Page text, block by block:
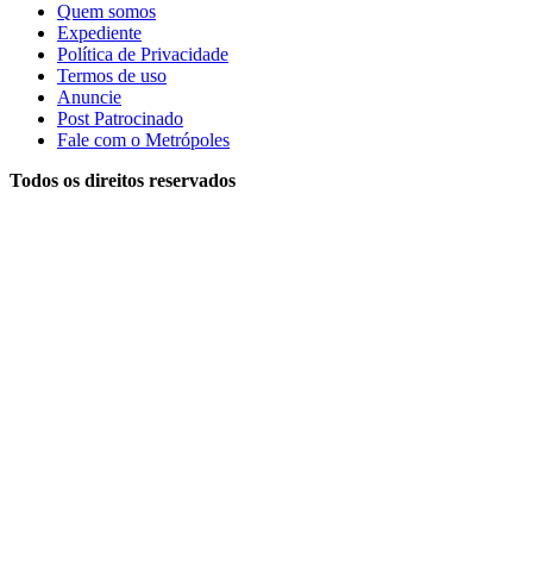
Quem somos
Expediente
Política de Privacidade
Termos de uso
Anuncie
Post Patrocinado
Fale com o Metrópoles
Todos os direitos reservados